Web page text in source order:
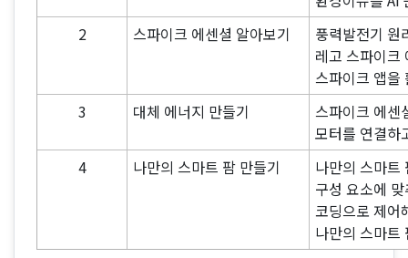
2
스파이크 에센셜 알아보기
풍력발전기 원
레고 스파이크
스파이크 앱을
3
대체 에너지 만들기
스파이크 에센
모터를 연결하
4
나만의 스마트 팜 만들기
나만의 스마트
구성 요소에
코딩으로 제어
나만의 스마트